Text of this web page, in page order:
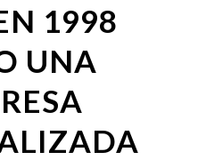
1998
UNA